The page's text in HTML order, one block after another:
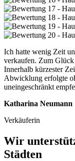
Ich hatte wenig Zeit
verkaufen. Zum Glück
Innerhalb kürzester
Abwicklung erfolgte
uneingeschränkt
Katharina Neumann
Verkäuferin
Wir
Städten